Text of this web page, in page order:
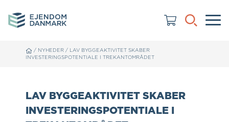
/ NYHEDER / LAV BYGGEAKTIVITET SKABER
INVESTERINGSPOTENTIALE I TREKANTOMRÅDET
LAV BYGGEAKTIVITET SKABER
INVESTERINGSPOTENTIALE I